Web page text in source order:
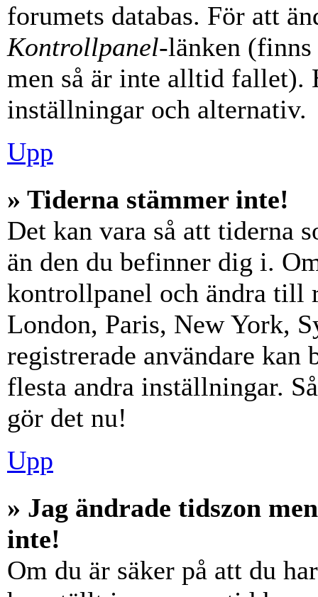
forumets databas. För att
Kontrollpanel-länken
men så är inte alltid fallet).
inställningar och alternativ.
Upp
» Tiderna stämmer inte!
Det kan vara så att tiderna
än den du befinner dig i.
kontrollpanel och ändra till
London, Paris, New York,
registrerade användare kan
flesta andra inställningar.
gör det nu!
Upp
» Jag ändrade tidszon
inte!
Om du är säker på att du